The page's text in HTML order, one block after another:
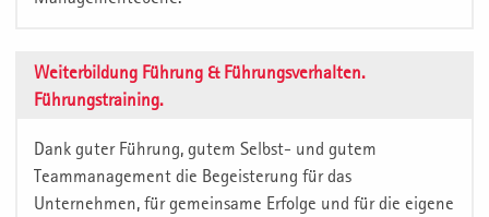
Weiterbildung Führung & Führungsverhalten.
Führungstraining.
Dank guter Führung, gutem Selbst- und gutem
Teammanagement die Begeisterung für das
Unternehmen, für gemeinsame Erfolge und für die eigene